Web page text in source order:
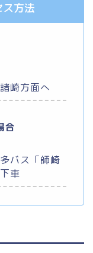
ス方法
崎方面へ
合
バス「師崎
車